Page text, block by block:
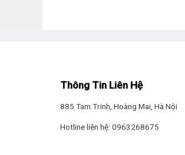
tiết kiệm điện, nước hơn.
– Máy giặt có đa dạng chương
thêm các chương trình khác tại
Thông Tin Liên Hệ
885 Tam Trinh, Hoàng Mai, Hà Nội
Hotline liên hệ: 0963268675